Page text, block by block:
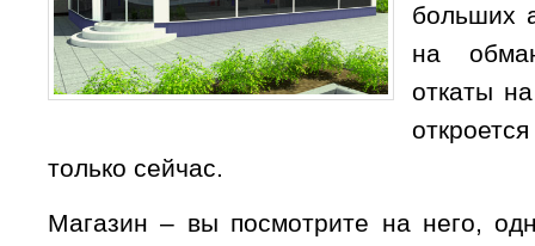
больших
на
откаты
только сейчас.
Магазин – вы посмотрите на него,